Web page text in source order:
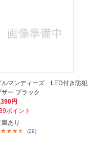
ルマンディーズ LED付き防犯
ザー ブラック
円
ポイント
庫あり
(29)